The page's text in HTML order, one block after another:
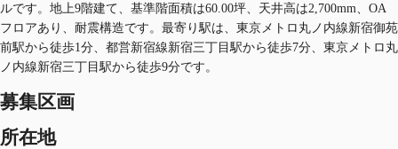
ルです。地上9階建て、基準階面積は60.00坪、天井高は2,700mm、OA
フロアあり、耐震構造です。最寄り駅は、東京メトロ丸ノ内線新宿御苑
前駅から徒歩1分、都営新宿線新宿三丁目駅から徒歩7分、東京メトロ丸
ノ内線新宿三丁目駅から徒歩9分です。
募集区画
所在地